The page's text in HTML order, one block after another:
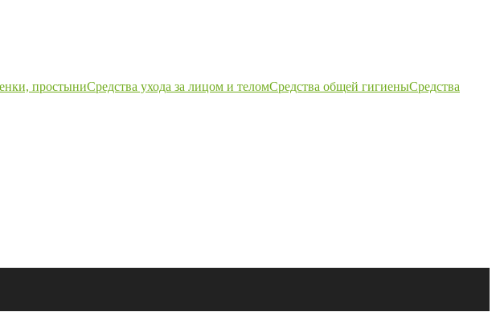
простыниСредства ухода за лицом и теломСредства общей гигиеныСредства